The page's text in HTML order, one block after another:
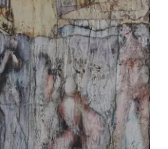
Le Boul’ch – « Entrée en
ne me souviens plus des
prénoms